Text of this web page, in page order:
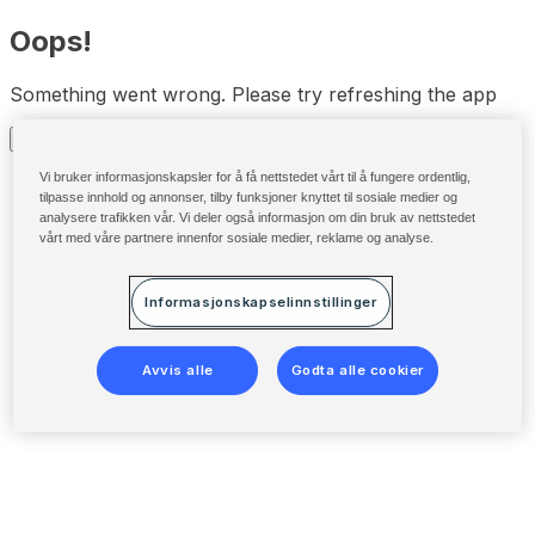
Oops!
Something went wrong. Please try refreshing the app
Vi bruker informasjonskapsler for å få nettstedet vårt til å fungere ordentlig,
tilpasse innhold og annonser, tilby funksjoner knyttet til sosiale medier og
analysere trafikken vår. Vi deler også informasjon om din bruk av nettstedet
vårt med våre partnere innenfor sosiale medier, reklame og analyse.
Informasjonskapselinnstillinger
Avvis alle Godta alle cookier